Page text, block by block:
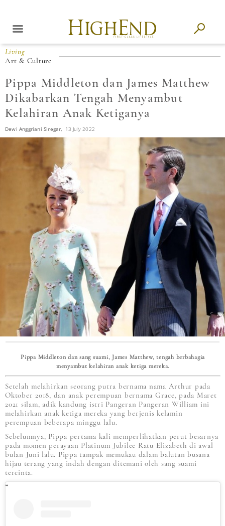
Living
Art & Culture
Pippa Middleton dan James Matthew
Dikabarkan Tengah Menyambut
Kelahiran Anak Ketiganya
Dewi Anggriani Siregar, 13 July 2022
Pippa Middleton dan sang suami, James Matthew, tengah berbahagia
menyambut kelahiran anak ketiga mereka.
Setelah melahirkan seorang putra bernama nama Arthur pada
Oktober 2018, dan anak perempuan bernama Grace, pada Maret
2021 silam, adik kandung istri Pangeran Pangeran William ini
melahirkan anak ketiga mereka yang berjenis kelamin
perempuan beberapa minggu lalu.
Sebelumnya, Pippa pertama kali memperlihatkan perut besarnya
pada momen perayaan Platinum Jubilee Ratu Elizabeth di awal
bulan Juni lalu. Pippa tampak memukau dalam balutan busana
hijau terang yang indah dengan ditemani oleh sang suami
tercinta.